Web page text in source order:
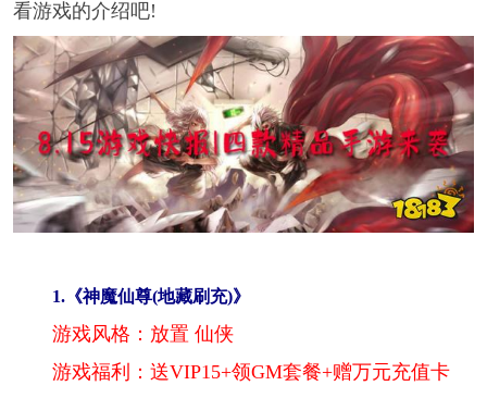
看游戏的介绍吧!
1.《神魔仙尊(地藏刷充)》
游戏风格：放置 仙侠
游戏福利：送VIP15+领GM套餐+赠万元充值卡